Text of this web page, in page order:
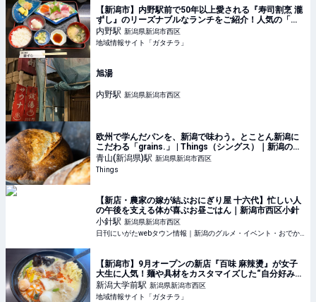
【新潟市】内野駅前で50年以上愛される『寿司割烹 瀧
ずし』のリーズナブルなランチをご紹介！人気の「お
刺身定食・寿司10貫セット・ステーキランチ」を食べ
に行こう♪ - ガタチラ｜みんなでつくる街メディア
内野駅 新潟県新潟市西区
地域情報サイト「ガタチラ」
旭湯
内野駅 新潟県新潟市西区
欧州で学んだパンを、新潟で味わう。とことん新潟に
こだわる「grains.」 | Things（シングス）｜新潟のロ
ーカルなWebマガジン
青山(新潟県)駅 新潟県新潟市西区
Things
【新店・農家の嫁が結ぶおにぎり屋 十六代】忙しい人
の午後を支える体が喜ぶお昼ごはん｜新潟市西区小針
小針駅 新潟県新潟市西区
【新潟市】9月オープンの新店『百味 麻辣燙』が女子
大生に人気！麺や具材をカスタマイズした“自分好みの
一杯”を満喫しよう♪ - 地域情報サイト「ガタチラ」
新潟大学前駅 新潟県新潟市西区
地域情報サイト「ガタチラ」